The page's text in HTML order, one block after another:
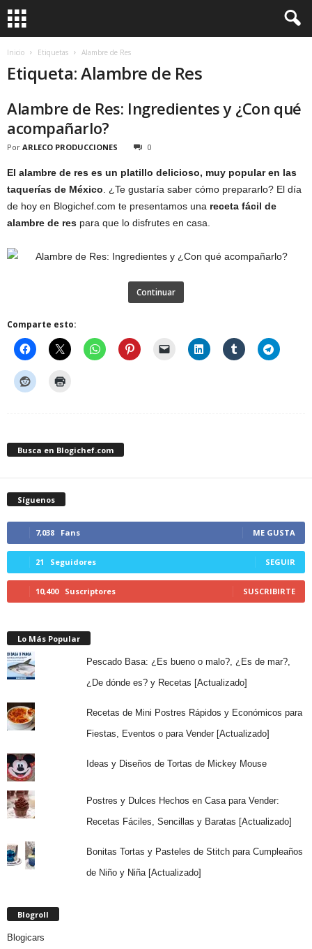
Inicio Etiquetas Alambre de Res
Etiqueta: Alambre de Res
Alambre de Res: Ingredientes y ¿Con qué
acompañarlo?
Por ARLECO PRODUCCIONES 0
El alambre de res es un platillo delicioso, muy popular en las
taquerías de México . ¿Te gustaría saber cómo prepararlo? El día
de hoy en Blogichef.com te presentamos una receta fácil de
alambre de res para que lo disfrutes en casa.
Continuar
Comparte esto:
Busca en Blogichef.com
Síguenos
7,038 Fans ME GUSTA
21 Seguidores SEGUIR
10,400 Suscriptores SUSCRIBIRTE
Lo Más Popular
Pescado Basa: ¿Es bueno o malo?, ¿Es de mar?,
¿De dónde es? y Recetas [Actualizado]
Recetas de Mini Postres Rápidos y Económicos para
Fiestas, Eventos o para Vender [Actualizado]
Ideas y Diseños de Tortas de Mickey Mouse
Postres y Dulces Hechos en Casa para Vender:
Recetas Fáciles, Sencillas y Baratas [Actualizado]
Bonitas Tortas y Pasteles de Stitch para Cumpleaños
de Niño y Niña [Actualizado]
Blogroll
Blogicars